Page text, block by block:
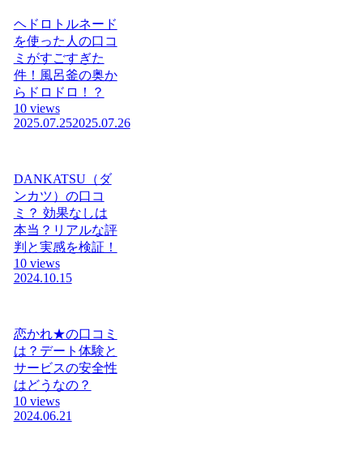
ヘドロトルネード
を使った人の口コ
ミがすごすぎた
件！風呂釜の奥か
らドロドロ！？
10 views
2025.07.252025.07.26
DANKATSU（ダ
ンカツ）の口コ
ミ？ 効果なしは
本当？リアルな評
判と実感を検証！
10 views
2024.10.15
恋かれ★の口コミ
は？デート体験と
サービスの安全性
はどうなの？
10 views
2024.06.21